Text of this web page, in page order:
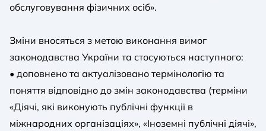
обслуговування фізичних осіб».
Зміни вносяться з метою виконання вимог
законодавства України та стосуються наступного:
• доповнено та актуалізовано термінологію та
поняття відповідно до змін законодавства (терміни
«Діячі, які виконують публічні функції в
міжнародних організаціях», «Іноземні публічні діячі»,